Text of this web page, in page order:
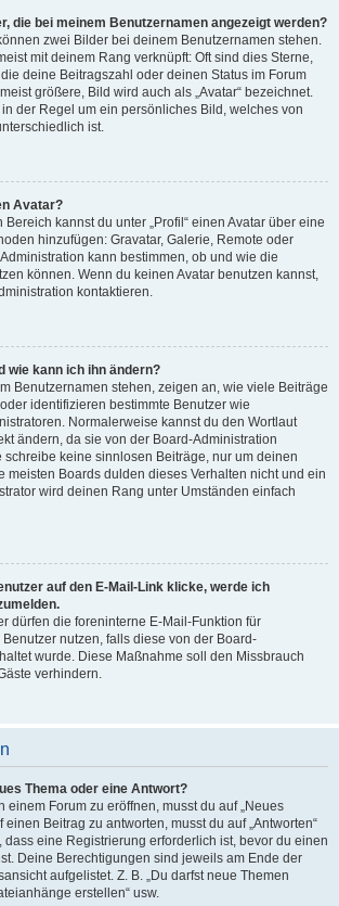
die bei meinem Benutzernamen angezeigt werden?
zwei Bilder bei deinem Benutzernamen stehen.
mit deinem Rang verknüpft: Oft sind dies Sterne,
deine Beitragszahl oder deinen Status im Forum
größere, Bild wird auch als „Avatar“ bezeichnet.
der Regel um ein persönliches Bild, welches von
ist.
Avatar?
Bereich kannst du unter „Profil“ einen Avatar über eine
hinzufügen: Gravatar, Galerie, Remote oder
kann bestimmen, ob und wie die
können. Wenn du keinen Avatar benutzen kannst,
kontaktieren.
wie kann ich ihn ändern?
Benutzernamen stehen, zeigen an, wie viele Beiträge
identifizieren bestimmte Benutzer wie
Normalerweise kannst du den Wortlaut
ändern, da sie von der Board-Administration
schreibe keine sinnlosen Beiträge, nur um deinen
meisten Boards dulden dieses Verhalten nicht und ein
wird deinen Rang unter Umständen einfach
auf den E-Mail-Link klicke, werde ich
dürfen die foreninterne E-Mail-Funktion für
nutzen, falls diese von der Board-
wurde. Diese Maßnahme soll den Missbrauch
verhindern.
Thema oder eine Antwort?
einem Forum zu eröffnen, musst du auf „Neues
einen Beitrag zu antworten, musst du auf „Antworten“
dass eine Registrierung erforderlich ist, bevor du einen
Deine Berechtigungen sind jeweils am Ende der
aufgelistet. Z. B. „Du darfst neue Themen
erstellen“ usw.